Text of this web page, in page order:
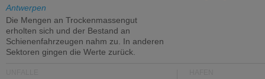
Antwerpen
Die Mengen an Trockenmassengut
erholten sich und der Bestand an
Schienenfahrzeugen nahm zu. In anderen
Sektoren gingen die Werte zurück.